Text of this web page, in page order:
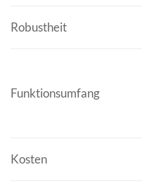
Robustheit
Funktionsumfang
Kosten